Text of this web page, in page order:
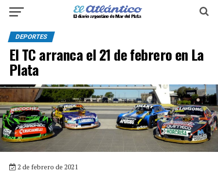
DEPORTES
El TC arranca el 21 de febrero en La
Plata
2 de febrero de 2021